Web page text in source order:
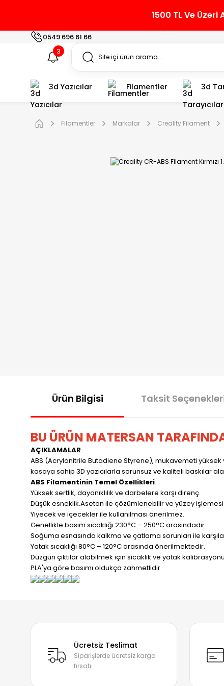
1500 TL Ve
0549 696 61 66
3
3d Yazıcılar Filamentler 3d
Filamentler Markalar Creality Filament
Ürün Bilgisi Taksit
BU ÜRÜN MATERSAN
AÇIKLAMALAR
ABS (Acrylonitrile Butadiene Styrene), mukavemeti yüksek
kasaya sahip 3D yazıcılarla sorunsuz ve kaliteli baskılar
ABS Filamentinin Temel Özellikleri
Yüksek sertlik, dayanıklılık ve darbelere karşı direnç.
Düşük esneklik.Aseton ile çözümlenebilir ve yüzey işlemesi
Yiyecek ve içecekler ile kullanılması önerilmez.
Genellikle basım sıcaklığı 230°C – 250°C arasındadır.
Soğuma esnasında kalkma ve çatlama sorunları ile
Yatak sıcaklığı 80°C – 120°C arasında önerilmektedir.
Düzgün çıktılar alabilmek için sıcaklık ve yatak
PLA'ya göre basımı oldukça zahmetlidir.
Görüş ve önerileriniz için teşekkür ederiz.
Ürün resmi kalitesiz, bozuk veya görüntülenemiyor.
İlgili satıcı
Ücretsiz Teslimat
Siparişlerde ücretsiz kargo
fırsatı.